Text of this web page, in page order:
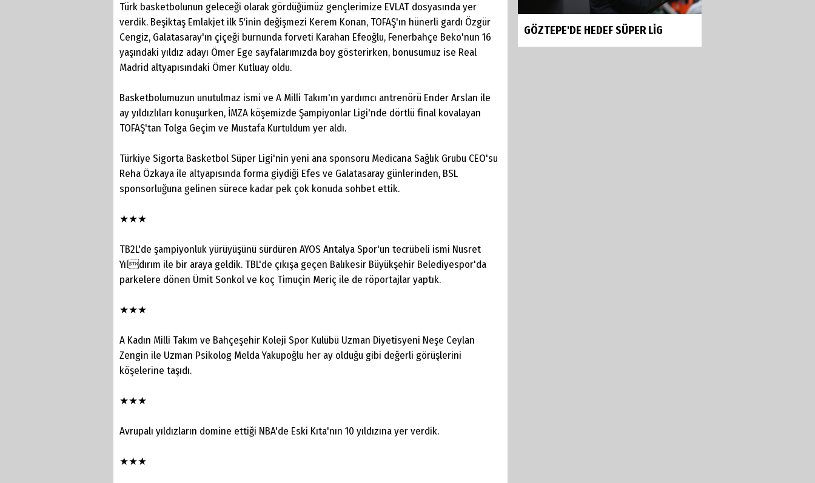
Türk basketbolunun geleceği olarak gördüğümüz gençlerimize EVLAT dosyasında yer
verdik. Beşiktaş Emlakjet ilk 5'inin değişmezi Kerem Konan, TOFAŞ'ın hünerli gardı Özgür
Cengiz, Galatasaray'ın çiçeği burnunda forveti Karahan Efeoğlu, Fenerbahçe Beko'nun 16
yaşındaki yıldız adayı Ömer Ege sayfalarımızda boy gösterirken, bonusumuz ise Real
Madrid altyapısındaki Ömer Kutluay oldu.
Basketbolumuzun unutulmaz ismi ve A Milli Takım'ın yardımcı antrenörü Ender Arslan ile
ay yıldızlıları konuşurken, İMZA köşemizde Şampiyonlar Ligi'nde dörtlü final kovalayan
TOFAŞ'tan Tolga Geçim ve Mustafa Kurtuldum yer aldı.
Türkiye Sigorta Basketbol Süper Ligi'nin yeni ana sponsoru Medicana Sağlık Grubu CEO'su
Reha Özkaya ile altyapısında forma giydiği Efes ve Galatasaray günlerinden, BSL
sponsorluğuna gelinen sürece kadar pek çok konuda sohbet ettik.
★★★
TB2L'de şampiyonluk yürüyüşünü sürdüren AYOS Antalya Spor'un tecrübeli ismi Nusret
Yıldırım ile bir araya geldik. TBL'de çıkışa geçen Balıkesir Büyükşehir Belediyespor'da
parkelere dönen Ümit Sonkol ve koç Timuçin Meriç ile de röportajlar yaptık.
★★★
A Kadın Milli Takım ve Bahçeşehir Koleji Spor Kulübü Uzman Diyetisyeni Neşe Ceylan
Zengin ile Uzman Psikolog Melda Yakupoğlu her ay olduğu gibi değerli görüşlerini
köşelerine taşıdı.
★★★
Avrupalı yıldızların domine ettiği NBA'de Eski Kıta'nın 10 yıldızına yer verdik.
★★★
Esmeral Tunçluer
GÖZTEPE'DE HEDEF SÜPER LİG